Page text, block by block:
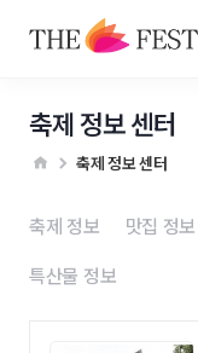
축제 정보 센터
축제 정보 센터
축제 정보 맛집 정보
특산물 정보